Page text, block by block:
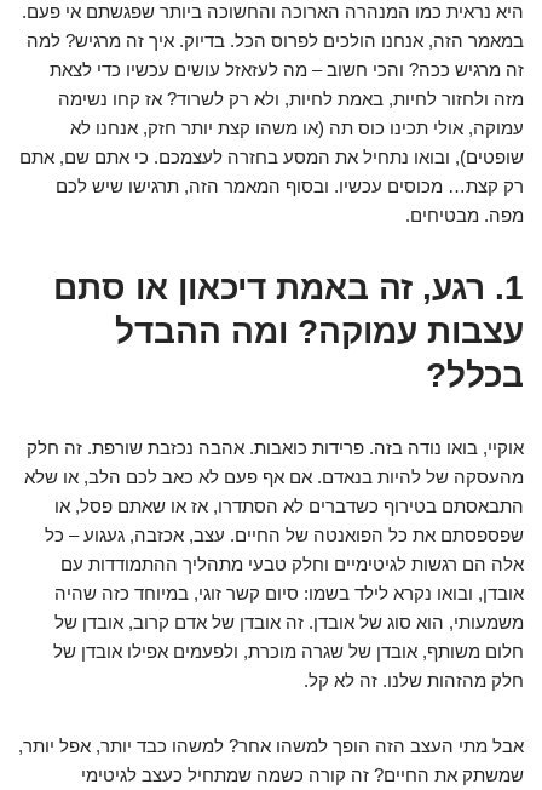
היא נראית כמו המנהרה הארוכה והחשוכה ביותר שפגשתם אי פעם.
במאמר הזה, אנחנו הולכים לפרוס הכל. בדיוק. איך זה מרגיש? למה
זה מרגיש ככה? והכי חשוב – מה לעזאזל עושים עכשיו כדי לצאת
מזה ולחזור לחיות, באמת לחיות, ולא רק לשרוד? אז קחו נשימה
עמוקה, אולי תכינו כוס תה (או משהו קצת יותר חזק, אנחנו לא
שופטים), ובואו נתחיל את המסע בחזרה לעצמכם. כי אתם שם, אתם
רק קצת… מכוסים עכשיו. ובסוף המאמר הזה, תרגישו שיש לכם
מפה. מבטיחים.
1. רגע, זה באמת דיכאון או סתם
עצבות עמוקה? ומה ההבדל
בכלל?
אוקיי, בואו נודה בזה. פרידות כואבות. אהבה נכזבת שורפת. זה חלק
מהעסקה של להיות בנאדם. אם אף פעם לא כאב לכם הלב, או שלא
התבאסתם בטירוף כשדברים לא הסתדרו, אז או שאתם פסל, או
שפספסתם את כל הפואנטה של החיים. עצב, אכזבה, געגוע – כל
אלה הם רגשות לגיטימיים וחלק טבעי מתהליך ההתמודדות עם
אובדן, ובואו נקרא לילד בשמו: סיום קשר זוגי, במיוחד כזה שהיה
משמעותי, הוא סוג של אובדן. זה אובדן של אדם קרוב, אובדן של
חלום משותף, אובדן של שגרה מוכרת, ולפעמים אפילו אובדן של
חלק מהזהות שלנו. זה לא קל.
אבל מתי העצב הזה הופך למשהו אחר? למשהו כבד יותר, אפל יותר,
שמשתק את החיים? זה קורה כשמה שמתחיל כעצב לגיטימי